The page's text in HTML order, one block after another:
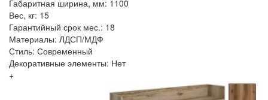
Габаритная ширина, мм: 1100
Вес, кг: 15
Гарантийный срок мес.: 18
Материалы: ЛДСП/МДФ
Стиль: Современный
Декоративные элементы: Нет
+